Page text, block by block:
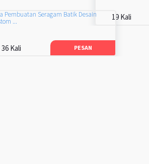
19 Kali
Pembuatan Seragam Batik Desain
...
36 Kali PESAN